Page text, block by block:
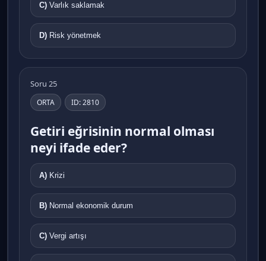
C) Varlık saklamak
D) Risk yönetmek
Soru 25
ORTA ID: 2810
Getiri eğrisinin normal olması
neyi ifade eder?
A) Krizi
B) Normal ekonomik durum
C) Vergi artışı